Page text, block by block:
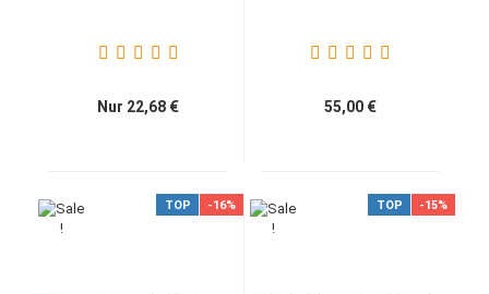
Nur 22,68 € 55,00 €
TOP -16% TOP -15%